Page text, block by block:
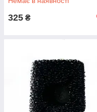
325 ₴